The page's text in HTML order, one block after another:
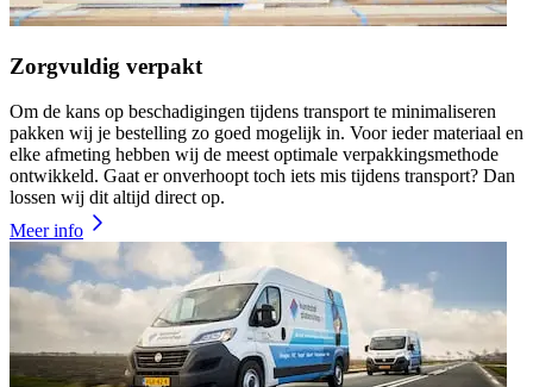
Zorgvuldig verpakt
Om de kans op beschadigingen tijdens transport te minimaliseren
pakken wij je bestelling zo goed mogelijk in. Voor ieder materiaal en
elke afmeting hebben wij de meest optimale verpakkingsmethode
ontwikkeld. Gaat er onverhoopt toch iets mis tijdens transport? Dan
lossen wij dit altijd direct op.
Meer info